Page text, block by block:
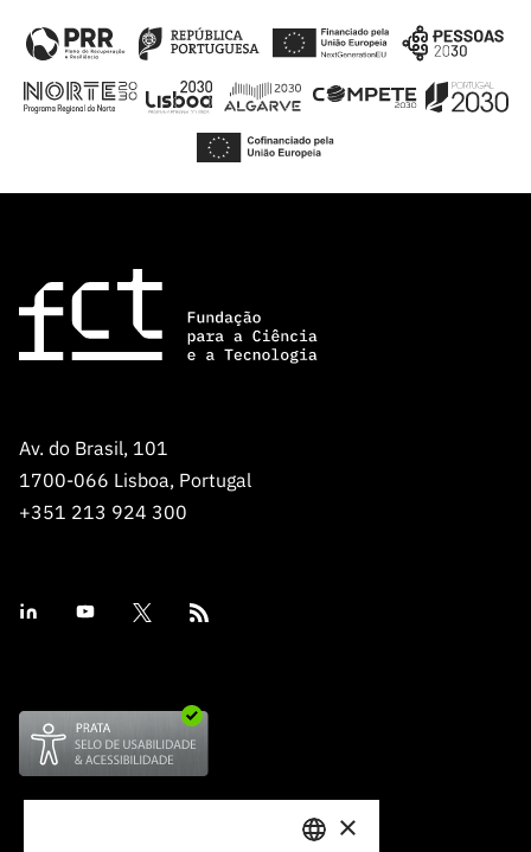
Av. do Brasil, 101
1700-066 Lisboa, Portugal
+351 213 924 300
×